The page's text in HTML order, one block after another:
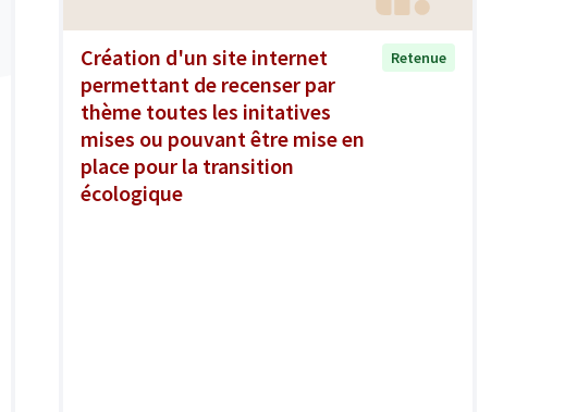
Création d'un site internet
permettant de recenser par
thème toutes les initatives
mises ou pouvant être mise en
place pour la transition
écologique
Retenue